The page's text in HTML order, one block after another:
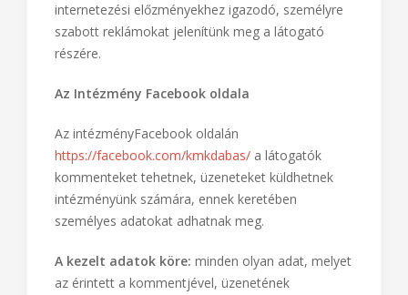
internetezési előzményekhez igazodó, személyre
szabott reklámokat jelenítünk meg a látogató
részére.
Az Intézmény Facebook oldala
Az intézményFacebook oldalán
https://facebook.com/kmkdabas/ a látogatók
kommenteket tehetnek, üzeneteket küldhetnek
intézményünk számára, ennek keretében
személyes adatokat adhatnak meg.
A kezelt adatok köre: minden olyan adat, melyet
az érintett a kommentjével, üzenetének